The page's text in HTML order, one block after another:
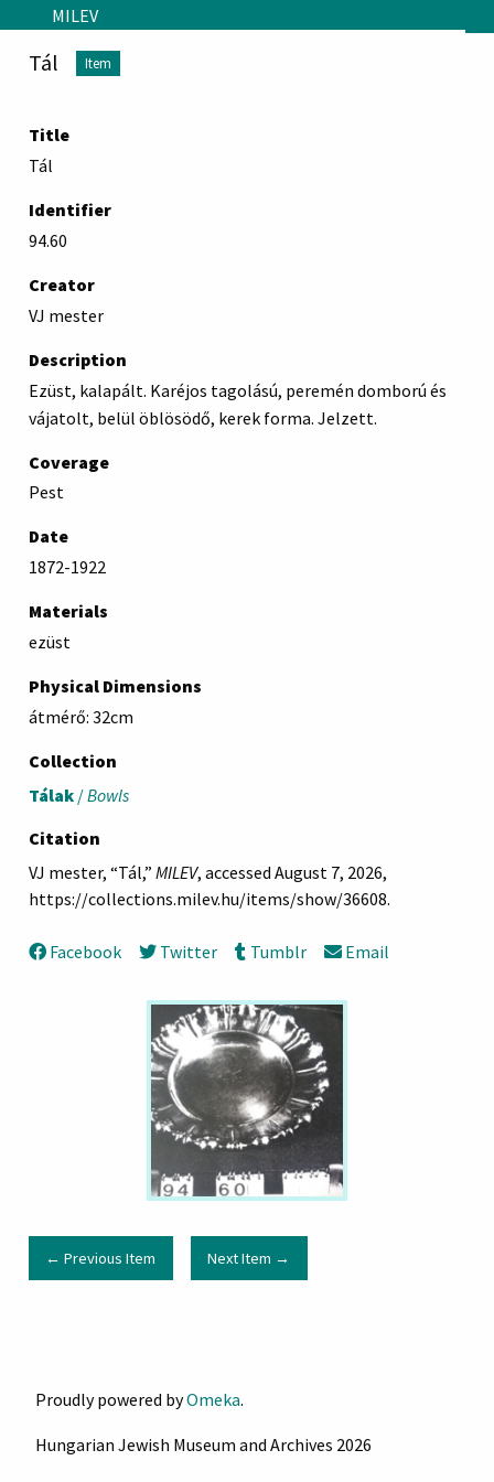
Skip to main content
MILEV
Tál Item
Title
Tál
Identifier
94.60
Creator
VJ mester
Description
Ezüst, kalapált. Karéjos tagolású, peremén domború és
vájatolt, belül öblösödő, kerek forma. Jelzett.
Coverage
Pest
Date
1872-1922
Materials
ezüst
Physical Dimensions
átmérő: 32cm
Collection
Tálak /Bowls
Citation
VJ mester, “Tál,” MILEV, accessed August 7, 2026,
https://collections.milev.hu/items/show/36608.
Facebook Twitter Tumblr Email
← Previous Item Next Item →
Proudly powered byOmeka.
Hungarian Jewish Museum and Archives 2026